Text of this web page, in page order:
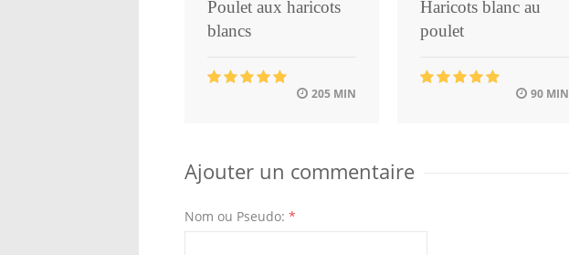
Poulet aux haricots
blancs
205 MIN
Haricots blanc au
poulet
90 MIN
Ajouter un commentaire
Nom ou Pseudo: *